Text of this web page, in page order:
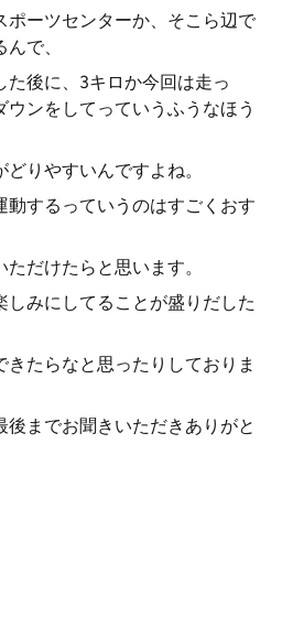
ポーツセンターか、そこら辺で
で、
た後に、3キロか今回は走っ
ンをしてっていうふうなほう
りやすいんですよね。
動するっていうのはすごくおす
だけたらと思います。
しみにしてることが盛りだした
きたらなと思ったりしておりま
後までお聞きいただきありがと